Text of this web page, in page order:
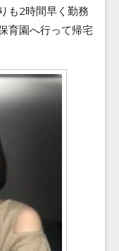
も2時間早く勤務
育園へ行って帰宅